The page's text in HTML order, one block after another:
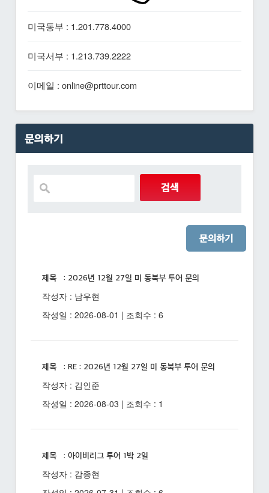
미국동부 : 1.201.778.4000
미국서부 : 1.213.739.2222
이메일 : online@prttour.com
문의하기
문의하기
제목 : 2026년 12월 27일 미 동북부 투어 문의
작성자 : 남우현
작성일 : 2026-08-01 | 조회수 : 6
제목 : RE : 2026년 12월 27일 미 동북부 투어 문의
작성자 : 김인준
작성일 : 2026-08-03 | 조회수 : 1
제목 : 아이비리그 투어 1박 2일
작성자 : 감종현